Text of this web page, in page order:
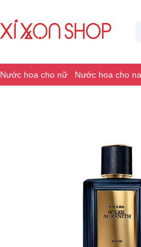
Nước hoa cho nữ Nước hoa cho